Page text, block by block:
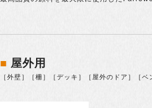
■ 屋外用
［外壁］［柵］［デッキ］［屋外のドア］［ベ